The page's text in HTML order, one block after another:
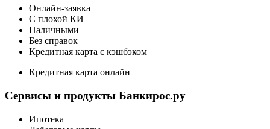
Онлайн-заявка
С плохой КИ
Наличными
Без справок
Кредитная карта с кэшбэком
Кредитная карта онлайн
Сервисы и продукты Банкирос.ру
Ипотека